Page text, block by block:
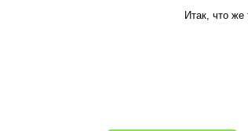
Итак, что же